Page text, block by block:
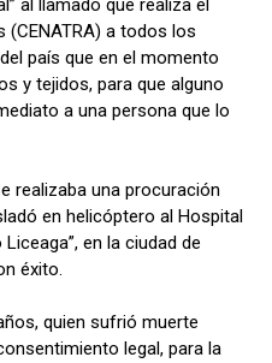
al llamado que realiza el
(CENATRA) a todos los
país que en el momento
y tejidos, para que alguno
a una persona que lo
realizaba una procuración
en helicóptero al Hospital
en la ciudad de
éxito.
quien sufrió muerte
legal, para la